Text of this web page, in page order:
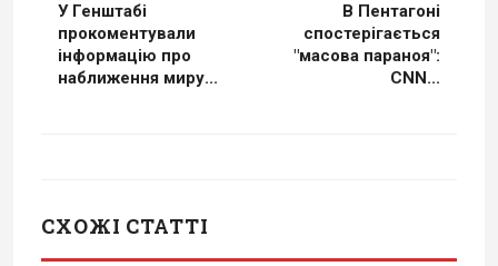
У Генштабі
прокоментували
інформацію про
наближення миру...
В Пентагоні
спостерігається
"масова параноя":
CNN...
СХОЖІ СТАТТІ